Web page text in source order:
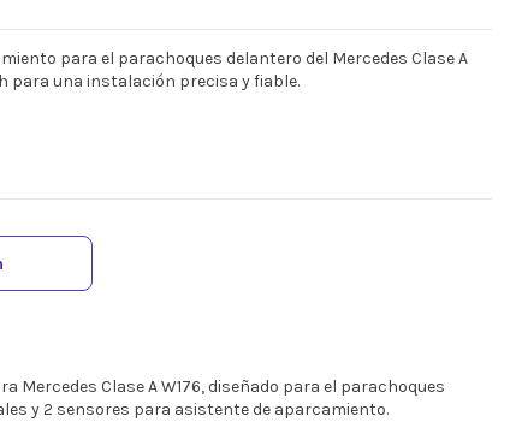
para el parachoques delantero del Mercedes Clase A
para una instalación precisa y fiable.
Mercedes Clase A W176, diseñado para el parachoques
y 2 sensores para asistente de aparcamiento.